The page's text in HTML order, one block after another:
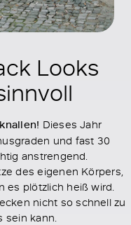
Looks
Dieses Jahr
und fast 30
anstrengend.
des eigenen Körpers,
es plötzlich heiß wird.
nicht so schnell zu
kann.